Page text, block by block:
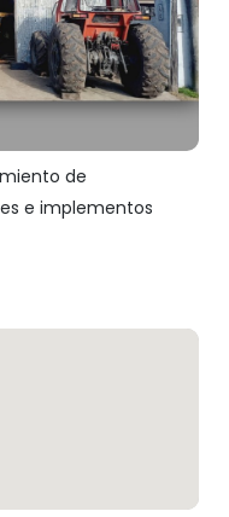
de
e implementos